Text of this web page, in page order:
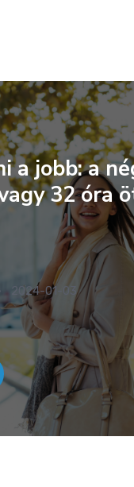
a jobb: a
32 óra
2024-01-03